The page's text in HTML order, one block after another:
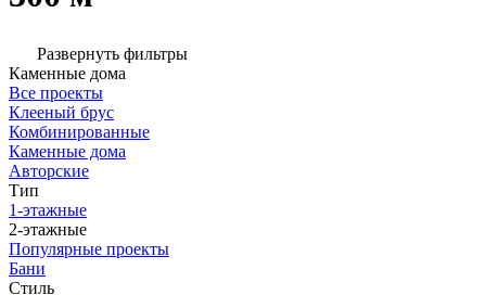
Развернуть фильтры
Каменные дома
Все проекты
Клееный брус
Комбинированные
Каменные дома
Авторские
Тип
1-этажные
2-этажные
Популярные проекты
Бани
Стиль